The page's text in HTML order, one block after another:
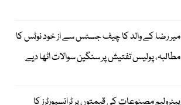
میر رضا کے والد کا چیف جسٹس سے از خود نوٹس کا
مطالبہ، پولیس تفتیش پر سنگین سوالات اٹھا دیے
پیٹرولیم مصنوعات کی قیمتوں پر ٹرانسپورٹرز کا